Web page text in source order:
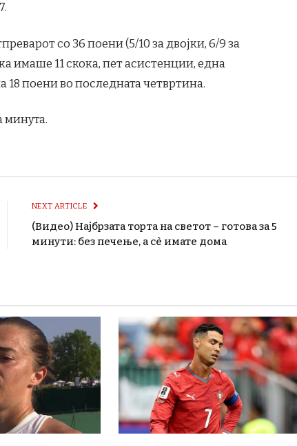
со 36 поени (5/10 за двојки, 6/9 за
имаше 11 скока, пет асистенции, една
18 поени во последната четвртина.
минута.
NEXT ARTICLE
(Видео) Најбрзата торта на светот – готова за 5
минути: без печење, а сè имате дома